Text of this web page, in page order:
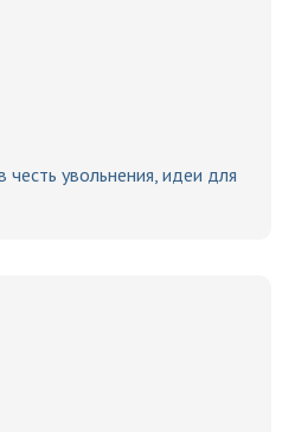
честь увольнения, идеи для